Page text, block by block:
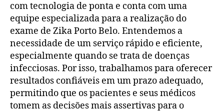
com tecnologia de ponta e conta com uma
equipe especializada para a realização do
exame de Zika Porto Belo. Entendemos a
necessidade de um serviço rápido e eficiente,
especialmente quando se trata de doenças
infecciosas. Por isso, trabalhamos para oferecer
resultados confiáveis em um prazo adequado,
permitindo que os pacientes e seus médicos
tomem as decisões mais assertivas para o